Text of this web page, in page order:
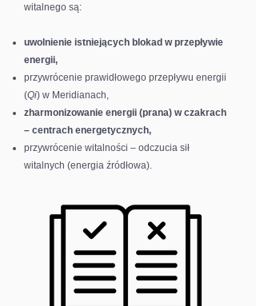
witalnego są:
uwolnienie istniejących blokad w przepływie
energii,
przywrócenie prawidłowego przepływu energii
(Qi) w Meridianach,
zharmonizowanie energii (prana) w czakrach
– centrach energetycznych,
przywrócenie witalności – odczucia sił
witalnych (energia źródłowa).